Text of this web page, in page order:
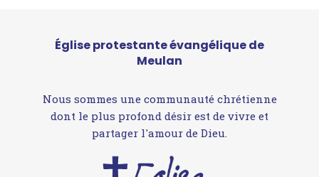
Église protestante évangélique de
Meulan
Nous sommes une communauté chrétienne
dont le plus profond désir est de vivre et
partager l'amour de Dieu.